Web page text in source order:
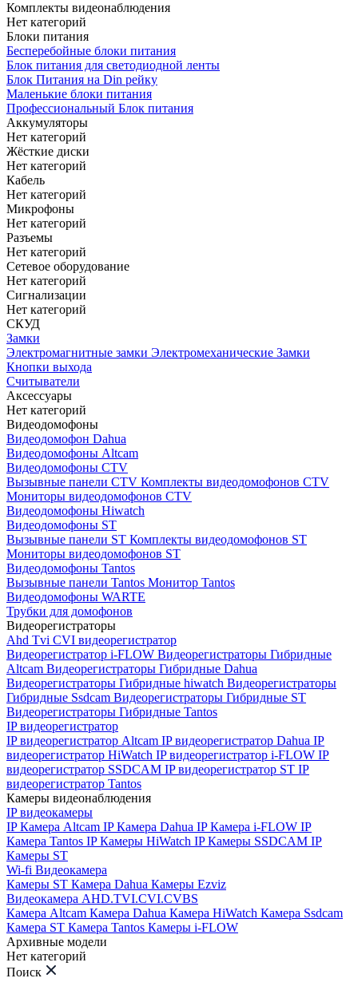
Комплекты видеонаблюдения
Нет категорий
Блоки питания
Бесперебойные блоки питания
Блок питания для светодиодной ленты
Блок Питания на Din рейку
Маленькие блоки питания
Профессиональный Блок питания
Аккумуляторы
Нет категорий
Жёсткие диски
Нет категорий
Кабель
Нет категорий
Микрофоны
Нет категорий
Разъемы
Нет категорий
Сетевое оборудование
Нет категорий
Сигнализации
Нет категорий
СКУД
Замки
Электромагнитные замки Электромеханические Замки
Кнопки выхода
Считыватели
Аксессуары
Нет категорий
Видеодомофоны
Видеодомофон Dahua
Видеодомофоны Altcam
Видеодомофоны CTV
Вызывные панели CTV Комплекты видеодомофонов CTV
Мониторы видеодомофонов CTV
Видеодомофоны Hiwatch
Видеодомофоны ST
Вызывные панели ST Комплекты видеодомофонов ST
Мониторы видеодомофонов ST
Видеодомофоны Tantos
Вызывные панели Tantos Монитор Tantos
Видеодомофоны WARTE
Трубки для домофонов
Видеорегистраторы
Ahd Tvi CVI видеорегистратор
Видеорегистратор i-FLOW Видеорегистраторы Гибридные
Altcam Видеорегистраторы Гибридные Dahua
Видеорегистраторы Гибридные hiwatch Видеорегистраторы
Гибридные Ssdcam Видеорегистраторы Гибридные ST
Видеорегистраторы Гибридные Tantos
IP видеорегистратор
IP видеорегистратор Altcam IP видеорегистратор Dahua IP
видеорегистратор HiWatch IP видеорегистратор i-FLOW IP
видеорегистратор SSDCAM IP видеорегистратор ST IP
видеорегистратор Tantos
Камеры видеонаблюдения
IP видеокамеры
IP Камера Altcam IP Камера Dahua IP Камера i-FLOW IP
Камера Tantos IP Камеры HiWatch IP Камеры SSDCAM IP
Камеры ST
Wi-fi Видеокамера
Камеры ST Камера Dahua Камеры Ezviz
Видеокамера AHD.TVI.CVI.CVBS
Камера Altcam Камера Dahua Камера HiWatch Камера Ssdcam
Камера ST Камера Tantos Камеры i-FLOW
Архивные модели
Нет категорий
Поиск